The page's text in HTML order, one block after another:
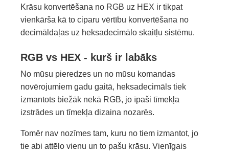
Krāsu konvertēšana no RGB uz HEX ir tikpat
vienkārša kā to ciparu vērtību konvertēšana no
decimāldaļas uz heksadecimālo skaitļu sistēmu.
RGB vs HEX - kurš ir labāks
No mūsu pieredzes un no mūsu komandas
novērojumiem gadu gaitā, heksadecimāls tiek
izmantots biežāk nekā RGB, jo īpaši tīmekļa
izstrādes un tīmekļa dizaina nozarēs.
Tomēr nav nozīmes tam, kuru no tiem izmantot, jo
tie abi attēlo vienu un to pašu krāsu. Vienīgais